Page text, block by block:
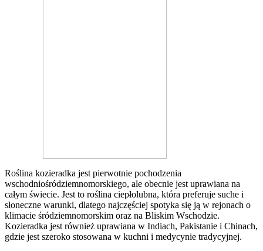
Roślina kozieradka jest pierwotnie pochodzenia
wschodniośródziemnomorskiego, ale obecnie jest uprawiana na
całym świecie. Jest to roślina ciepłolubna, która preferuje suche i
słoneczne warunki, dlatego najczęściej spotyka się ją w rejonach o
klimacie śródziemnomorskim oraz na Bliskim Wschodzie.
Kozieradka jest również uprawiana w Indiach, Pakistanie i Chinach,
gdzie jest szeroko stosowana w kuchni i medycynie tradycyjnej.